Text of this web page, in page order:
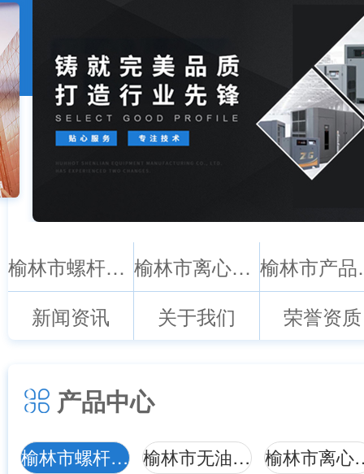
榆林市螺杆空压机系列 榆林市离心式鼓风机
榆
新闻资讯
关于我们 荣誉资质
产品中心
榆林市螺杆空压机系列 榆林市无油空压机 榆林